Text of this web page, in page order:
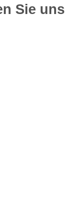
Sie uns